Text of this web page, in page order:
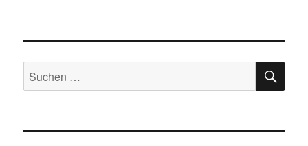
Suchen
nach: